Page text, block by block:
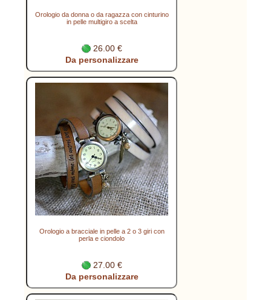
Orologio da donna o da ragazza con cinturino
in pelle multigiro a scelta
26.00 €
Da personalizzare
Orologio a bracciale in pelle a 2 o 3 giri con
perla e ciondolo
27.00 €
Da personalizzare